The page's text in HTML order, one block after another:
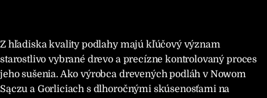
Z hľadiska kvality podlahy majú kľúčový význam
starostlivo vybrané drevo a precízne kontrolovaný proces
jeho sušenia. Ako výrobca drevených podláh v Nowom
Sączu a Gorliciach s dlhoročnými skúsenosťami na